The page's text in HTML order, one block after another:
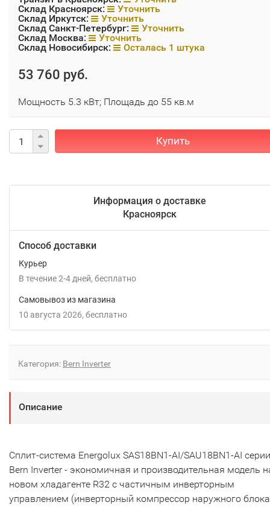
Склад Красноярск:
Уточнить
Склад Иркутск:
Уточнить
Склад Санкт-Петербург:
Уточнить
Склад Москва:
Уточнить
Склад Новосибирск:
Осталась 1 штука
53 760 руб.
Мощность 5.3 кВт; Площадь до 55 кв.м
Купить
Информация о доставке
Красноярск
Способ доставки
Курьер
В течение2-4 дней Бесплатно
Самовывоз из магазина
10 августа 2026
Бесплатно
Категория: Bern Inverter
Описание
Сплит-система Energolux SAS18BN1-AI/SAU18BN1-AI серии
Bern Inverter - экономичная и производительная модель
новом хладагенте R32 с частичным инверторным
управлением (инверторный компрессор наружного